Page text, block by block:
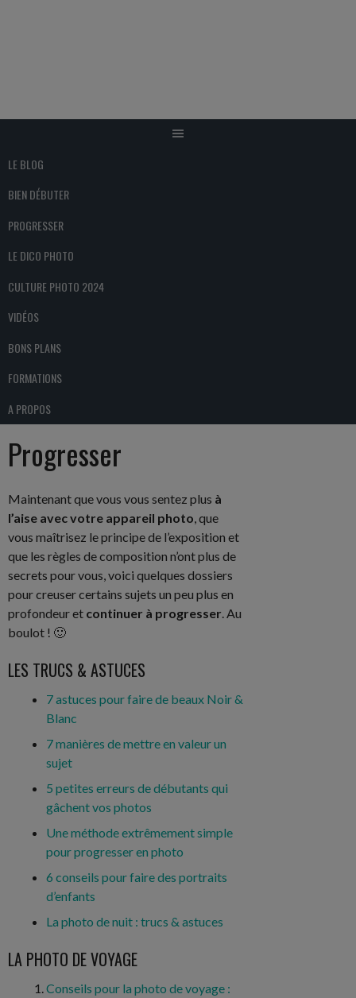
LE BLOG
BIEN DÉBUTER
PROGRESSER
LE DICO PHOTO
CULTURE PHOTO 2024
VIDÉOS
BONS PLANS
FORMATIONS
A PROPOS
Progresser
Maintenant que vous vous sentez plus à
l’aise avec votre appareil photo , que
vous maîtrisez le principe de l’exposition et
que les règles de composition n’ont plus de
secrets pour vous, voici quelques dossiers
pour creuser certains sujets un peu plus en
profondeur et continuer à progresser . Au
boulot ! 🙂
LES TRUCS & ASTUCES
7 astuces pour faire de beaux Noir &
Blanc
7 manières de mettre en valeur un
sujet
5 petites erreurs de débutants qui
gâchent vos photos
Une méthode extrêmement simple
pour progresser en photo
6 conseils pour faire des portraits
d’enfants
La photo de nuit : trucs & astuces
LA PHOTO DE VOYAGE
Conseils pour la photo de voyage :